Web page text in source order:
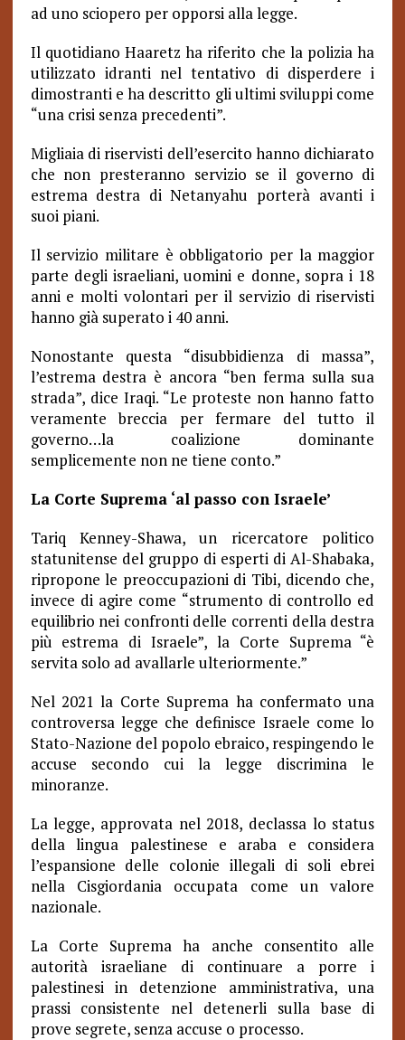
ad uno sciopero per opporsi alla legge.
Il quotidiano Haaretz ha riferito che la polizia ha
utilizzato idranti nel tentativo di disperdere i
dimostranti e ha descritto gli ultimi sviluppi come
“una crisi senza precedenti”.
Migliaia di riservisti dell’esercito hanno dichiarato
che non presteranno servizio se il governo di
estrema destra di Netanyahu porterà avanti i
suoi piani.
Il servizio militare è obbligatorio per la maggior
parte degli israeliani, uomini e donne, sopra i 18
anni e molti volontari per il servizio di riservisti
hanno già superato i 40 anni.
Nonostante questa “disubbidienza di massa”,
l’estrema destra è ancora “ben ferma sulla sua
strada”, dice Iraqi. “Le proteste non hanno fatto
veramente breccia per fermare del tutto il
governo…la coalizione dominante
semplicemente non ne tiene conto.”
La Corte Suprema ‘al passo con Israele’
Tariq Kenney-Shawa, un ricercatore politico
statunitense del gruppo di esperti di Al-Shabaka,
ripropone le preoccupazioni di Tibi, dicendo che,
invece di agire come “strumento di controllo ed
equilibrio nei confronti delle correnti della destra
più estrema di Israele”, la Corte Suprema “è
servita solo ad avallarle ulteriormente.”
Nel 2021 la Corte Suprema ha confermato una
controversa legge che definisce Israele come lo
Stato-Nazione del popolo ebraico, respingendo le
accuse secondo cui la legge discrimina le
minoranze.
La legge, approvata nel 2018, declassa lo status
della lingua palestinese e araba e considera
l’espansione delle colonie illegali di soli ebrei
nella Cisgiordania occupata come un valore
nazionale.
La Corte Suprema ha anche consentito alle
autorità israeliane di continuare a porre i
palestinesi in detenzione amministrativa, una
prassi consistente nel detenerli sulla base di
prove segrete, senza accuse o processo.